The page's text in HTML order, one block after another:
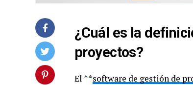
¿Cuál es la
proyectos?
El **software de gestión de